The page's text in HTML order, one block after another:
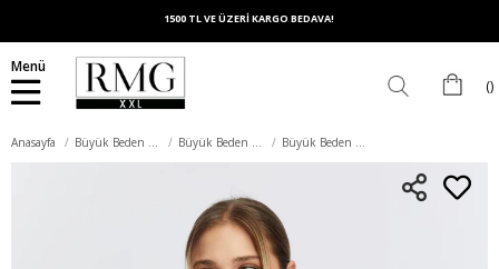
1500 TL VE ÜZERİ KARGO BEDAVA!
Menü
Anasayfa Büyük Beden Üst Giyim Büyük Beden Gömlek Büyük Beden Ekose Gömlek Kahve